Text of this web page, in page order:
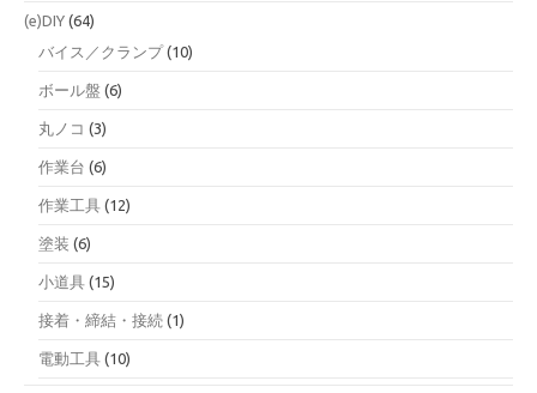
(e)DIY (64)
バイス／クランプ(10)
ボール盤 (6)
丸ノコ (3)
作業台 (6)
作業工具 (12)
塗装 (6)
小道具 (15)
接着・締結・接続 (1)
電動工具 (10)